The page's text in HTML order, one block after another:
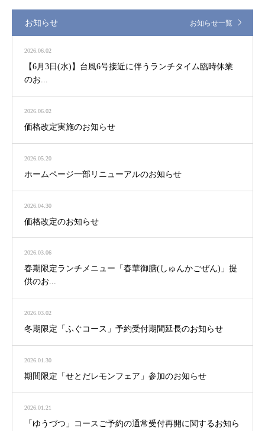
お知らせ お知らせ一覧
2026.06.02
【6月3日(水)】台風6号接近に伴うランチタイム臨時休業
のお...
2026.06.02
価格改定実施のお知らせ
2026.05.20
ホームページ一部リニューアルのお知らせ
2026.04.30
価格改定のお知らせ
2026.03.06
春期限定ランチメニュー「春華御膳(しゅんかごぜん)」提
供のお...
2026.03.02
冬期限定「ふぐコース」予約受付期間延長のお知らせ
2026.01.30
期間限定「せとだレモンフェア」参加のお知らせ
2026.01.21
「ゆうづつ」コースご予約の通常受付再開に関するお知ら